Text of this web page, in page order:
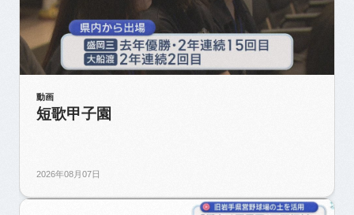
動画
短歌甲子園
2026年08月07日